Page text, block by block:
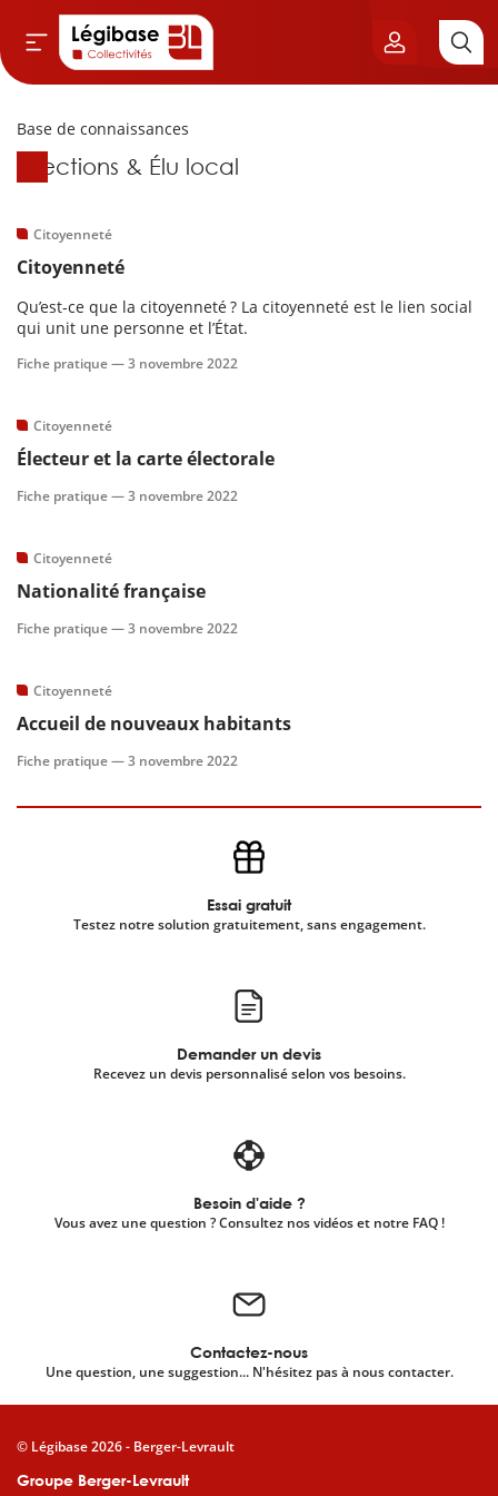
& Cimetières
& Élu local
Finances locales
publique
Base de connaissances
Base de connaissances
Élections & Élu local
Citoyenneté
Citoyenneté
Qu’est-ce que la citoyenneté ? La citoyenneté est le lien social
qui unit une personne et l’État.
Fiche pratique —3 novembre 2022
Citoyenneté
Électeur et la carte électorale
Fiche pratique —3 novembre 2022
Citoyenneté
Nationalité française
Fiche pratique —3 novembre 2022
Citoyenneté
Accueil de nouveaux habitants
Fiche pratique —3 novembre 2022
Essai gratuit
Testez notre solution gratuitement, sans engagement.
Demander un devis
Recevez un devis personnalisé selon vos besoins.
Besoin d'aide ?
Vous avez une question ? Consultez nos vidéos et notre FAQ !
Contactez-nous
Une question, une suggestion... N'hésitez pas à nous contacter.
Groupe Berger-Levrault
© Légibase 2026 - Berger-Levrault